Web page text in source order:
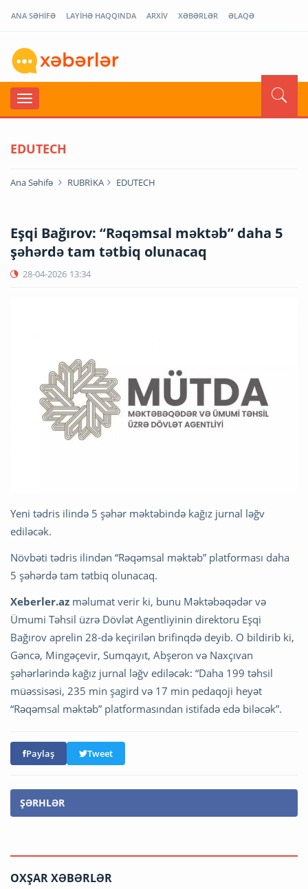
ANA SƏHİFƏ LAYİHƏ HAQQINDA ARXİV XƏBƏRLƏR ƏLAQƏ
EDUTECH
Ana Səhifə RUBRİKA EDUTECH
Eşqi Bağırov: “Rəqəmsal məktəb” daha 5
şəhərdə tam tətbiq olunacaq
28-04-2026 13:34
Yeni tədris ilində 5 şəhər məktəbində kağız jurnal ləğv
ediləcək.
Növbəti tədris ilindən “Rəqəmsal məktəb” platforması daha
5 şəhərdə tam tətbiq olunacaq.
Xeberler.az məlumat verir ki, bunu Məktəbəqədər və
Ümumi Təhsil üzrə Dövlət Agentliyinin direktoru Eşqi
Bağırov aprelin 28-də keçirilən brifinqdə deyib. O bildirib ki,
Gəncə, Mingəçevir, Sumqayıt, Abşeron və Naxçıvan
şəhərlərində kağız jurnal ləğv ediləcək: “Daha 199 təhsil
müəssisəsi, 235 min şagird və 17 min pedaqoji heyət
“Rəqəmsal məktəb” platformasından istifadə edə biləcək”.
Paylaş Tweet
ŞƏRHLƏR
OXŞAR XƏBƏRLƏR